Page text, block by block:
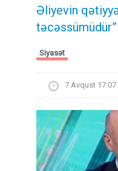
Əliyevin
təcəssümüdür”
Siyasət
7 Avqust 17:07